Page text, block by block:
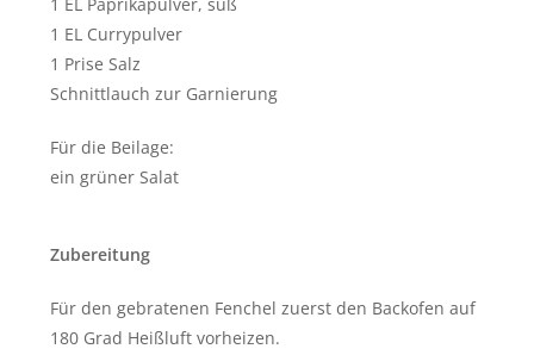
1 EL Currypulver
1 Prise Salz
Schnittlauch zur Garnierung
Für die Beilage:
ein grüner Salat
Zubereitung
Für den gebratenen Fenchel zuerst den Backofen auf
180 Grad Heißluft vorheizen.